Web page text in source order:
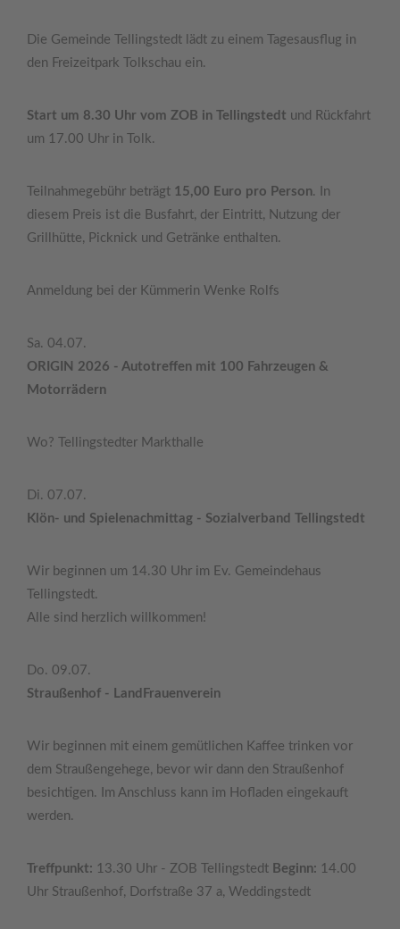
Die Gemeinde Tellingstedt lädt zu einem Tagesausflug in
den Freizeitpark Tolkschau ein.
Start um 8.30 Uhr vom ZOB in Tellingstedt und Rückfahrt
um 17.00 Uhr in Tolk.
Teilnahmegebühr beträgt 15,00 Euro pro Person. In
diesem Preis ist die Busfahrt, der Eintritt, Nutzung der
Grillhütte, Picknick und Getränke enthalten.
Anmeldung bei der Kümmerin Wenke Rolfs
Sa. 04.07.
ORIGIN 2026 - Autotreffen mit 100 Fahrzeugen &
Motorrädern
Wo? Tellingstedter Markthalle
Di. 07.07.
Klön- und Spielenachmittag - Sozialverband Tellingstedt
Wir beginnen um 14.30 Uhr im Ev. Gemeindehaus
Tellingstedt.
Alle sind herzlich willkommen!
Do. 09.07.
Straußenhof - LandFrauenverein
Wir beginnen mit einem gemütlichen Kaffee trinken vor
dem Straußengehege, bevor wir dann den Straußenhof
besichtigen. Im Anschluss kann im Hofladen eingekauft
werden.
Treffpunkt: 13.30 Uhr - ZOB Tellingstedt Beginn: 14.00
Uhr Straußenhof, Dorfstraße 37 a, Weddingstedt